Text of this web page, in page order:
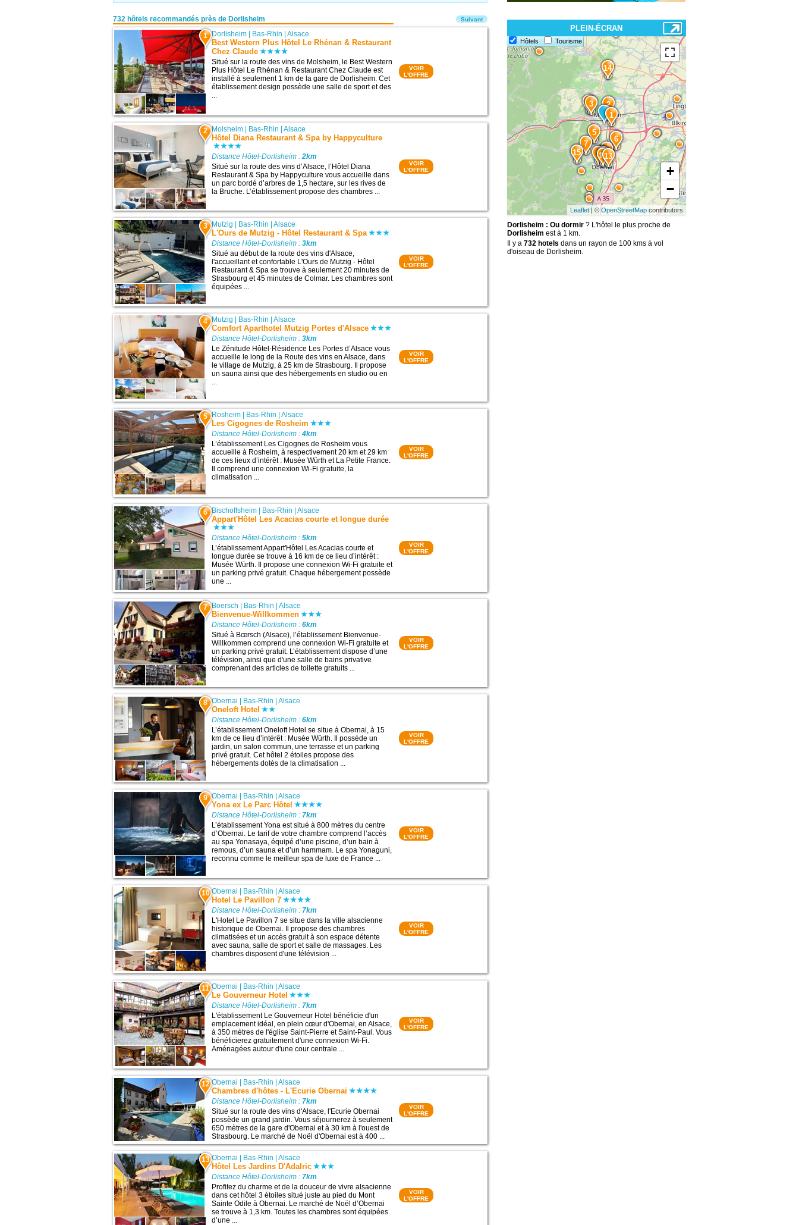
732 hôtels recommandés près de Dorlisheim
1 Dorlisheim | Bas-Rhin |Alsace
Best Western Plus Hôtel Le Rhénan & Restaurant
Chez Claude
Situé sur la route des vins de Molsheim, le Best Western
Plus Hôtel Le Rhénan & Restaurant Chez Claude est
installé à seulement 1 km de la gare de Dorlisheim. Cet
établissement design possède une salle de sport et des
VOIR
L'OFFRE
2 Molsheim | Bas-Rhin |Alsace
Hôtel Diana Restaurant & Spa by Happyculture
Distance Hôtel-Dorlisheim :2km
Situé sur la route des vins d’Alsace, l’Hôtel Diana
Restaurant & Spa by Happyculture vous accueille dans
un parc bordé d’arbres de 1,5 hectare, sur les rives de
la Bruche. L’établissement propose des chambres ...
VOIR
L'OFFRE
3 Mutzig Bas-Rhin |Alsace
L'Ours de Mutzig - Hôtel Restaurant & Spa
Distance Hôtel-Dorlisheim :3km
Situé au début de la route des vins d'Alsace,
l'accueillant et confortable L'Ours de Mutzig - Hôtel
Restaurant & Spa se trouve à seulement 20 minutes de
Strasbourg et 45 minutes de Colmar. Les chambres sont
équipées ...
VOIR
L'OFFRE
4 Mutzig Bas-Rhin |Alsace
Comfort Aparthotel Mutzig Portes d'Alsace
Distance Hôtel-Dorlisheim :3km
Le Zénitude Hôtel-Résidence Les Portes d’Alsace vous
accueille le long de la Route des vins en Alsace, dans
le village de Mutzig, à 25 km de Strasbourg. Il propose
un sauna ainsi que des hébergements en studio ou en
...
VOIR
L'OFFRE
5 Rosheim Bas-Rhin |Alsace
Les Cigognes de Rosheim
Distance Hôtel-Dorlisheim :4km
L’établissement Les Cigognes de Rosheim vous
accueille à Rosheim, à respectivement 20 km et 29 km
de ces lieux d’intérêt : Musée Würth et La Petite France.
Il comprend une connexion Wi-Fi gratuite, la
climatisation ...
VOIR
L'OFFRE
6 Bischoffsheim | Bas-Rhin |Alsace
Appart'Hôtel Les Acacias courte et longue durée
Distance Hôtel-Dorlisheim :5km
L’établissement Appart'Hôtel Les Acacias courte et
longue durée se trouve à 16 km de ce lieu d’intérêt :
Musée Würth. Il propose une connexion Wi-Fi gratuite et
un parking privé gratuit. Chaque hébergement possède
une ...
VOIR
L'OFFRE
7 Boersch | Bas-Rhin |Alsace
Bienvenue-Willkommen
Distance Hôtel-Dorlisheim :6km
Situé à Bœrsch (Alsace), l’établissement Bienvenue-
Willkommen comprend une connexion Wi-Fi gratuite et
un parking privé gratuit. L’établissement dispose d’une
télévision, ainsi que d'une salle de bains privative
comprenant des articles de toilette gratuits ...
VOIR
L'OFFRE
8 Obernai | Bas-Rhin |Alsace
Oneloft Hotel
Distance Hôtel-Dorlisheim :6km
L’établissement Oneloft Hotel se situe à Obernai, à 15
km de ce lieu d’intérêt : Musée Würth. Il possède un
jardin, un salon commun, une terrasse et un parking
privé gratuit. Cet hôtel 2 étoiles propose des
hébergements dotés de la climatisation ...
VOIR
L'OFFRE
9 Obernai Bas-Rhin |Alsace
Yona ex Le Parc Hôtel
Distance Hôtel-Dorlisheim : 7km
L’établissement Yona est situé à 800 mètres du centre
d’Obernai. Le tarif de votre chambre comprend l’accès
au spa Yonasaya, équipé d’une piscine, d’un bain à
remous, d’un sauna et d’un hammam. Le spa Yonaguni,
reconnu comme le meilleur spa de luxe de France ...
VOIR
L'OFFRE
10 Obernai Bas-Rhin |Alsace
Hotel Le Pavillon 7
Distance Hôtel-Dorlisheim : 7km
L'Hotel Le Pavillon 7 se situe dans la ville alsacienne
historique de Obernai. Il propose des chambres
climatisées et un accès gratuit à son espace détente
avec sauna, salle de sport et salle de massages. Les
chambres disposent d'une télévision ...
VOIR
L'OFFRE
11 Obernai Bas-Rhin |Alsace
Le Gouverneur Hotel
Distance Hôtel-Dorlisheim : 7km
L'établissement Le Gouverneur Hotel bénéficie d'un
emplacement idéal, en plein cœur d'Obernai, en Alsace,
à 350 mètres de l'église Saint-Pierre et Saint-Paul. Vous
bénéficierez gratuitement d'une connexion Wi-Fi.
Aménagées autour d'une cour centrale ...
VOIR
L'OFFRE
12 Obernai | Bas-Rhin |Alsace
Chambres d'hôtes - L'Ecurie Obernai
Distance Hôtel-Dorlisheim : 7km
Situé sur la route des vins d'Alsace, l'Ecurie Obernai
possède un grand jardin. Vous séjournerez à seulement
650 mètres de la gare d'Obernai et à 30 km à l'ouest de
Strasbourg. Le marché de Noël d'Obernai est à 400 ...
VOIR
L'OFFRE
13 Obernai | Bas-Rhin |Alsace
Hôtel Les Jardins D'Adalric
Distance Hôtel-Dorlisheim : 7km
Profitez du charme et de la douceur de vivre alsacienne
dans cet hôtel 3 étoiles situé juste au pied du Mont
Sainte Odile à Obernai. Le marché de Noël d’Obernai
se trouve à 1,3 km. Toutes les chambres sont équipées
d’une ...
VOIR
L'OFFRE
Suivant
PLEIN-ÉCRAN
Hôtels Tourisme
15
14
13
12
11
10
9 8
7
6
5
43
2
1
+
−
Leaflet| ©OpenStreetMap contributors
Dorlisheim : Ou dormir? L'hôtel le plus proche de
Dorlisheim est à 1 km.
Il y a 732 hotels dans un rayon de 100 kms à vol
d'oiseau de Dorlisheim.